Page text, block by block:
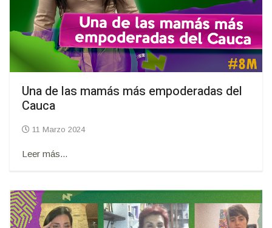
Una de las mamás más empoderadas del
Cauca
11 Marzo 2024
Leer más...